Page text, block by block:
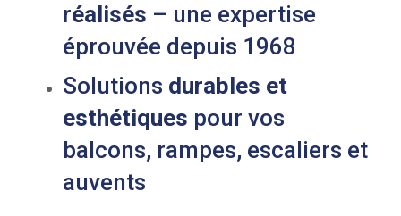
réalisés – une expertise
éprouvée depuis 1968
Solutions durables et
esthétiques pour vos
balcons, rampes, escaliers et
auvents